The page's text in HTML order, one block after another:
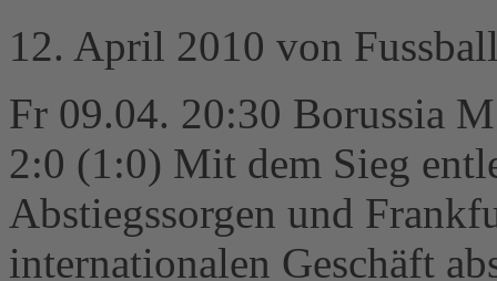
12. April 2010 von
Fr 09.04. 20:30 Borussia
2:0 (1:0) Mit dem Sieg
Abstiegssorgen und
internationalen Geschäft